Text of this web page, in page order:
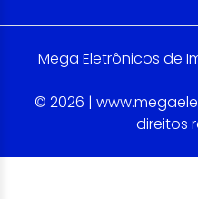
Mega Eletrônicos de
© 2026 |
direitos